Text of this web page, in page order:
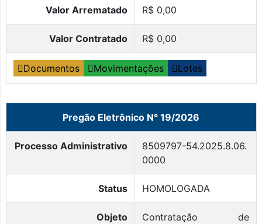
Valor Arrematado R$ 0,00
Valor Contratado R$ 0,00
Documentos Movimentações Lotes
Pregão Eletrônico N° 19/2026
Processo Administrativo
8509797-54.2025.8.06.
0000
Status HOMOLOGADA
Objeto
Contratação de